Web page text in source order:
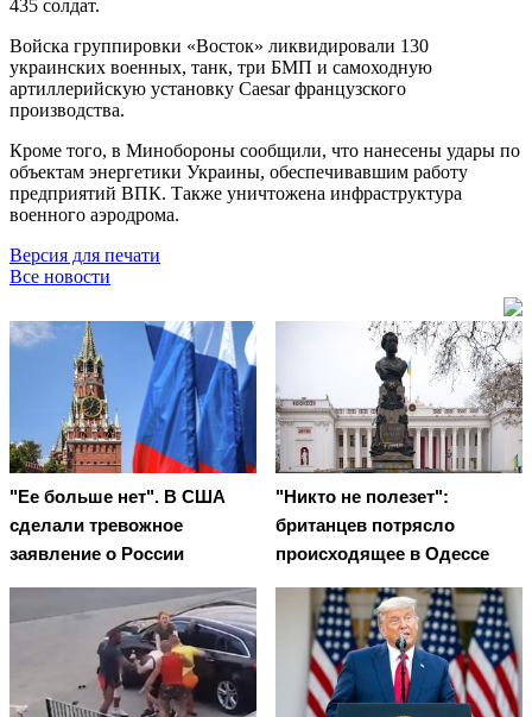
435 солдат.
Войска группировки «Восток» ликвидировали 130
украинских военных, танк, три БМП и самоходную
артиллерийскую установку Caesar французского
производства.
Кроме того, в Минобороны сообщили, что нанесены удары по
объектам энергетики Украины, обеспечивавшим работу
предприятий ВПК. Также уничтожена инфраструктура
военного аэродрома.
Версия для печати
Все новости
"Ее больше нет". В США
сделали тревожное
заявление о России
"Никто не полезет":
британцев потрясло
происходящее в Одессе